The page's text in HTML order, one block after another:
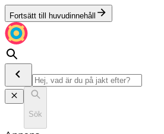
Fortsätt till huvudinnehåll
Sök